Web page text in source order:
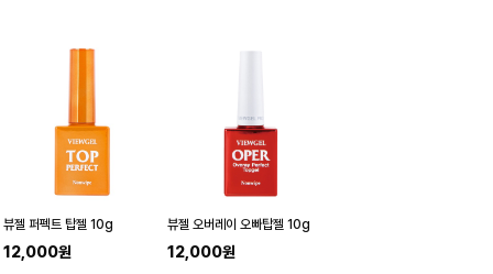
뷰젤 퍼펙트 탑젤 10g
12,000원
뷰젤 오버레이 오빠탑젤 10g
12,000원